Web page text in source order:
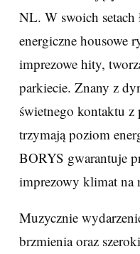
NL. W swoich setach
energiczne housowe
imprezowe hity,
parkiecie. Znany z
świetnego kontaktu
trzymają poziom
BORYS gwarantuje
imprezowy klimat na
Muzycznie
brzmienia oraz